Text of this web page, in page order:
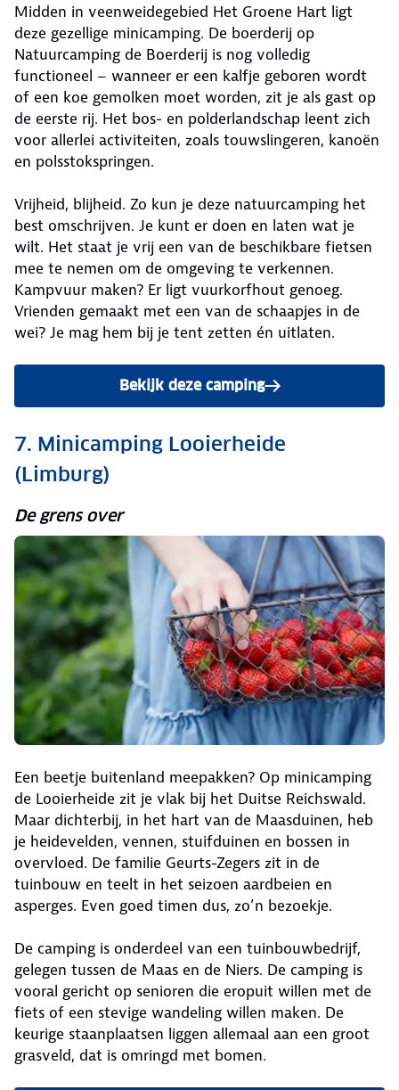
Midden in veenweidegebied Het Groene Hart ligt
deze gezellige minicamping. De boerderij op
Natuurcamping de Boerderij is nog volledig
functioneel – wanneer er een kalfje geboren wordt
of een koe gemolken moet worden, zit je als gast op
de eerste rij. Het bos- en polderlandschap leent zich
voor allerlei activiteiten, zoals touwslingeren, kanoën
en polsstokspringen.
Vrijheid, blijheid. Zo kun je deze natuurcamping het
best omschrijven. Je kunt er doen en laten wat je
wilt. Het staat je vrij een van de beschikbare fietsen
mee te nemen om de omgeving te verkennen.
Kampvuur maken? Er ligt vuurkorfhout genoeg.
Vrienden gemaakt met een van de schaapjes in de
wei? Je mag hem bij je tent zetten én uitlaten.
Bekijk deze camping
7. Minicamping Looierheide
(Limburg)
De grens over
Een beetje buitenland meepakken? Op minicamping
de Looierheide zit je vlak bij het Duitse Reichswald.
Maar dichterbij, in het hart van de Maasduinen, heb
je heidevelden, vennen, stuifduinen en bossen in
overvloed. De familie Geurts-Zegers zit in de
tuinbouw en teelt in het seizoen aardbeien en
asperges. Even goed timen dus, zo’n bezoekje.
De camping is onderdeel van een tuinbouwbedrijf,
gelegen tussen de Maas en de Niers. De camping is
vooral gericht op senioren die eropuit willen met de
fiets of een stevige wandeling willen maken. De
keurige staanplaatsen liggen allemaal aan een groot
grasveld, dat is omringd met bomen.